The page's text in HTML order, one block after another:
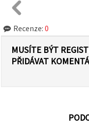
Recenze: 0
MUSÍTE BÝT
PŘIDÁVAT